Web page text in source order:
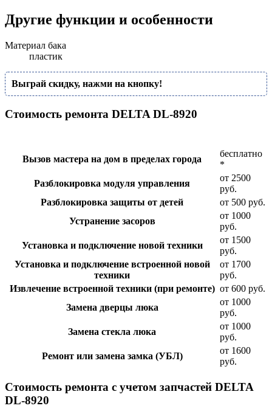
Другие функции и особенности
Материал бака
пластик
Выграй скидку, нажми на кнопку!
Стоимость ремонта DELTA DL-8920
Вызов мастера на дом в пределах города
бесплатно
*
Разблокировка модуля управления
от 2500
руб.
Разблокировка защиты от детей
от 500 руб.
Устранение засоров
от 1000
руб.
Установка и подключение новой техники
от 1500
руб.
Установка и подключение встроенной новой
техники
от 1700
руб.
Извлечение встроенной техники (при ремонте) от 600 руб.
Замена дверцы люка
от 1000
руб.
Замена стекла люка
от 1000
руб.
Ремонт или замена замка (УБЛ)
от 1600
руб.
Стоимость ремонта с учетом запчастей DELTA
DL-8920